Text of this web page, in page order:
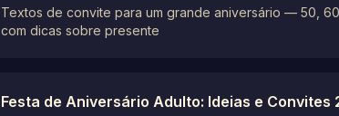
Textos de convite para um grande aniversário — 50,
com dicas sobre presente
Festa de Aniversário Adulto: Ideias e Convites